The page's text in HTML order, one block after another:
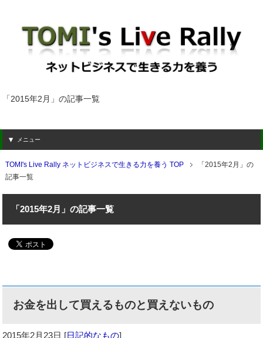
「2015年2月」の記事一覧
メニュー
TOMI's Live Rally ネットビジネスで生きる力を養う TOP
「2015年2月」の
記事一覧
「2015年2月」の記事一覧
お金を出して買えるものと買えないもの
2015年2月23日 [日記的なもの]